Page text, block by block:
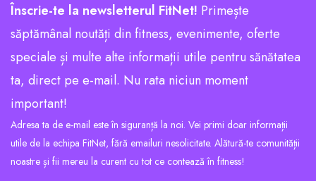
Înscrie-te la newsletterul FitNet! Primește
săptămânal noutăți din fitness, evenimente, oferte
speciale și multe alte informații utile pentru sănătatea
ta, direct pe e-mail. Nu rata niciun moment
important!
Adresa ta de e-mail este în siguranță la noi. Vei primi doar informații
utile de la echipa FitNet, fără emailuri nesolicitate. Alătură-te comunității
noastre și fii mereu la curent cu tot ce contează în fitness!